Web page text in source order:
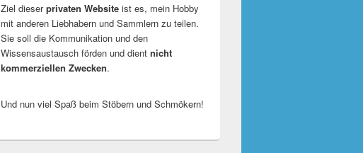
Ziel dieserprivaten Website ist es, mein Hobby
mit anderen Liebhabern und Sammlern zu teilen.
Sie soll die Kommunikation und den
Wissensaustausch förden und dient nicht
kommerziellen Zwecken.
Und nun viel Spaß beim Stöbern und Schmökern!